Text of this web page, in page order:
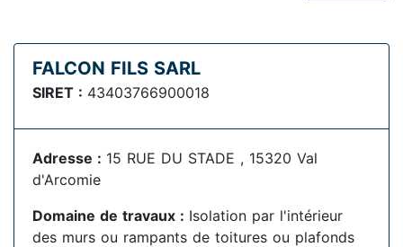
FALCON FILS SARL
SIRET : 43403766900018
Adresse : 15 RUE DU STADE , 15320 Val
d'Arcomie
Domaine de travaux : Isolation par l'intérieur
des murs ou rampants de toitures ou plafonds